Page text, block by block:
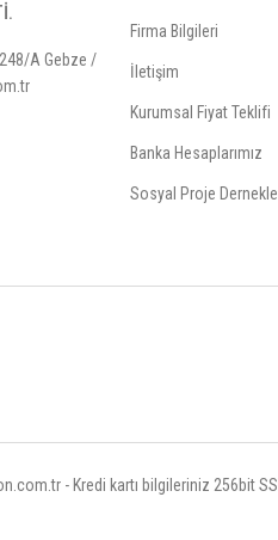
A Gebze /
Firma Bilgileri
İletişim
Kurumsal Fiyat Teklifi
Banka Hesaplarımız
Sosyal Proje
- Kredi kartı bilgileriniz 256bit